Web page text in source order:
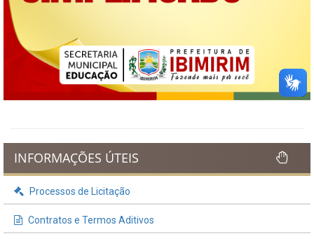
INFORMAÇÕES ÚTEIS
Processos de Licitação
Contratos e Termos Aditivos